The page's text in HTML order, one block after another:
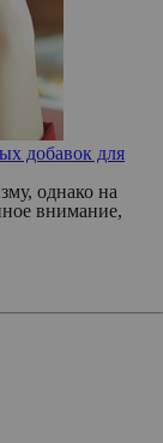
добавок для
однако на
внимание,